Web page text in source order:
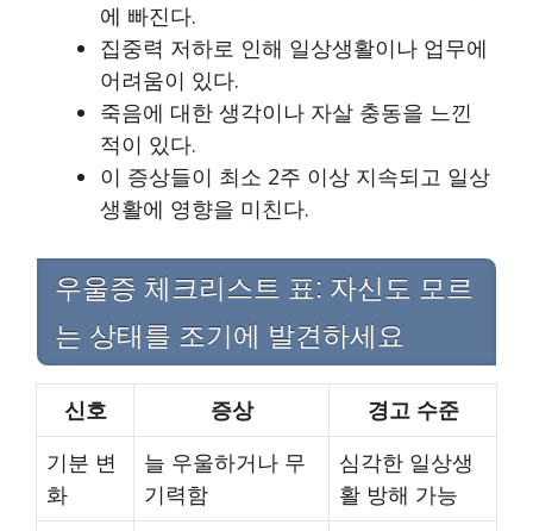
에 빠진다.
집중력 저하로 인해 일상생활이나 업무에
어려움이 있다.
죽음에 대한 생각이나 자살 충동을 느낀
적이 있다.
이 증상들이 최소 2주 이상 지속되고 일상
생활에 영향을 미친다.
우울증 체크리스트 표: 자신도 모르
는 상태를 조기에 발견하세요
신호 증상
경고 수준
기분 변
화
늘 우울하거나 무
기력함
심각한 일상생
활 방해 가능